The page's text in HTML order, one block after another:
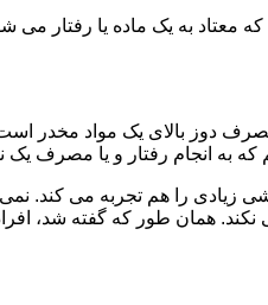
به یک ماده یا رفتار می
دوز بالای یک مواد مخدر
انجام رفتار و یا مصرف یک
را هم تجربه می کند.
طور که گفته شد، افراد می